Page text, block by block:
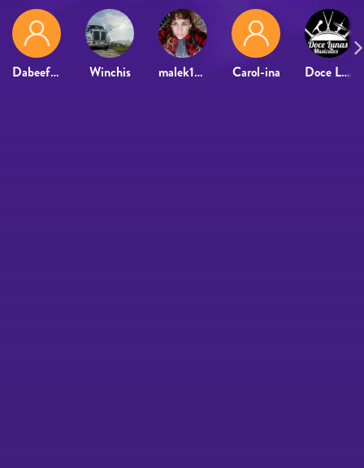
Dabeef74 Winchis malek1976 Carol-ina Doce Lunas Musicales